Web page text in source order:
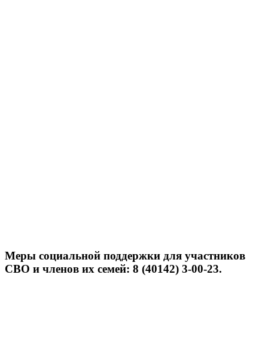
Меры социальной поддержки для участников
СВО и членов их семей: 8 (40142) 3-00-23.